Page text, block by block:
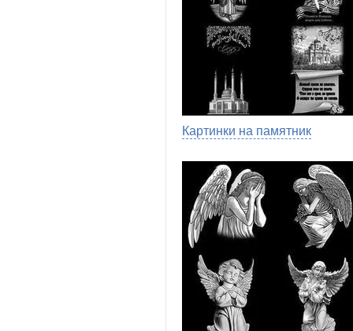
Картинки на памятник